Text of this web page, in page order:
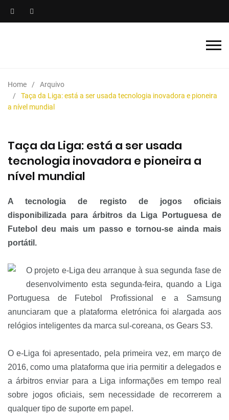
Home
Arquivo
Taça da Liga: está a ser usada tecnologia inovadora e pioneira
a nível mundial
Taça da Liga: está a ser usada
tecnologia inovadora e pioneira a
nível mundial
A tecnologia de registo de jogos oficiais
disponibilizada para árbitros da Liga Portuguesa de
Futebol deu mais um passo e tornou-se ainda mais
portátil.
O projeto e-Liga deu arranque à sua segunda fase de
desenvolvimento esta segunda-feira, quando a Liga
Portuguesa de Futebol Profissional e a Samsung
anunciaram que a plataforma eletrónica foi alargada aos
relógios inteligentes da marca sul-coreana, os Gears S3.
O e-Liga foi apresentado, pela primeira vez, em março de
2016, como uma plataforma que iria permitir a delegados e
a árbitros enviar para a Liga informações em tempo real
sobre jogos oficiais, sem necessidade de recorrerem a
qualquer tipo de suporte em papel.